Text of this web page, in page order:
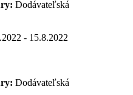
Dodávateľská
- 15.8.2022
Dodávateľská